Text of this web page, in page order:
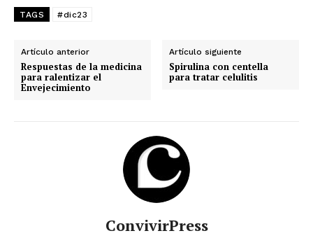
TAGS #dic23
Artículo anterior
Respuestas de la medicina
para ralentizar el
Envejecimiento
Artículo siguiente
Spirulina con centella
para tratar celulitis
ConvivirPress